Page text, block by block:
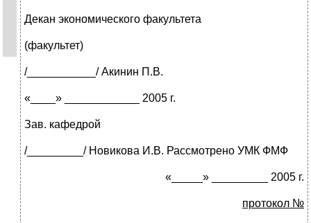
Декан экономического факультета
(факультет)
/___________/ Акинин П.В.
«____» ____________ 2005 г.
Зав. кафедрой
/_________/ Новикова И.В. Рассмотрено УМК ФМФ
«_____» _________ 2005 г.
протокол №